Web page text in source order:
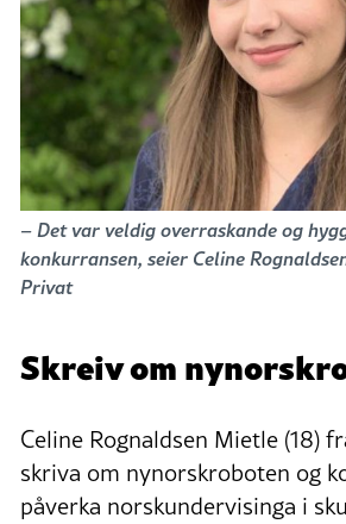
– Det var veldig overraskande og
konkurransen, seier Celine
Privat
Skreiv om
Celine Rognaldsen Mietle (18)
skriva om nynorskroboten og
påverka norskundervisinga i